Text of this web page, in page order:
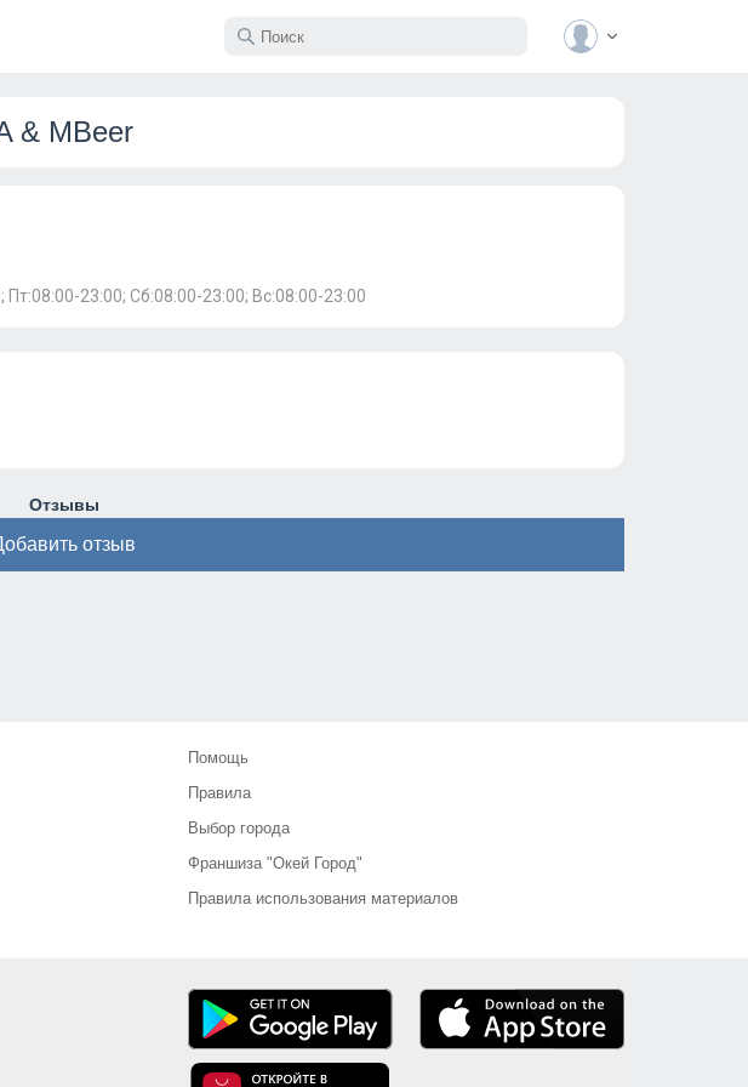
& MBeer
23:00; Сб:08:00-23:00; Вс:08:00-23:00
Отзывы
отзыв
Помощь
Правила
Выбор города
Франшиза "Окей Город"
Правила использования материалов